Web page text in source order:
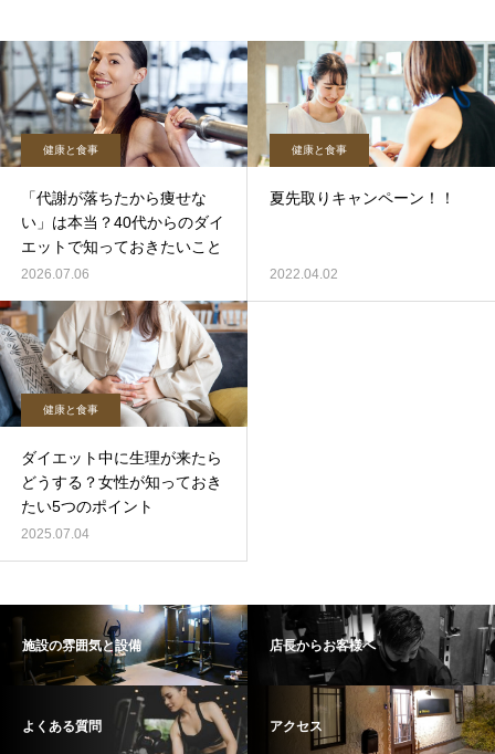
健康と食事
「代謝が落ちたから痩せな
い」は本当？40代からのダイ
エットで知っておきたいこと
2026.07.06
健康と食事
夏先取りキャンペーン！！
2022.04.02
健康と食事
ダイエット中に生理が来たら
どうする？女性が知っておき
たい5つのポイント
2025.07.04
施設の雰囲気と設備 店長からお客様へ
よくある質問 アクセス